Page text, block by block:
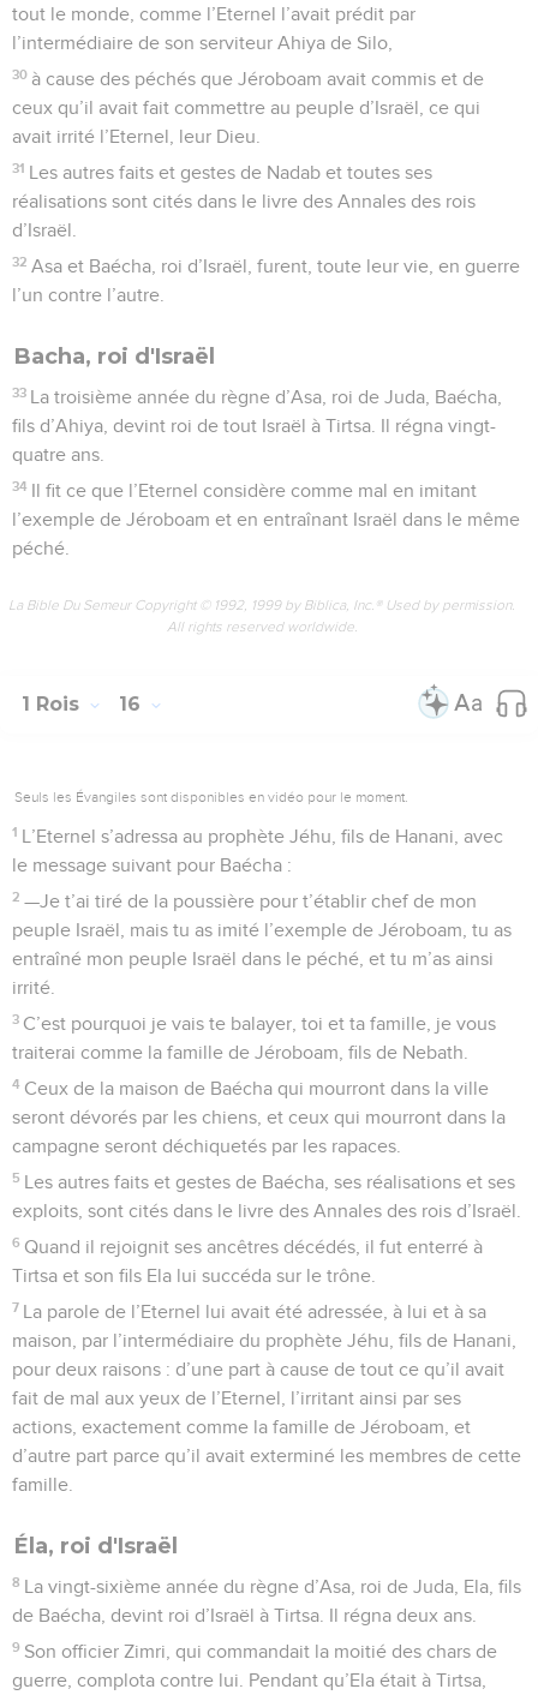
tout le monde, comme l’Eternel l’avait prédit par
l’intermédiaire de son serviteur Ahiya de Silo,
30 à cause des péchés que Jéroboam avait commis et de
ceux qu’il avait fait commettre au peuple d’Israël, ce qui
avait irrité l’Eternel, leur Dieu.
31 Les autres faits et gestes de Nadab et toutes ses
réalisations sont cités dans le livre des Annales des rois
d’Israël.
32 Asa et Baécha, roi d’Israël, furent, toute leur vie, en guerre
l’un contre l’autre.
Bacha, roi d'Israël
33 La troisième année du règne d’Asa, roi de Juda, Baécha,
fils d’Ahiya, devint roi de tout Israël à Tirtsa. Il régna vingt-
quatre ans.
34 Il fit ce que l’Eternel considère comme mal en imitant
l’exemple de Jéroboam et en entraînant Israël dans le même
péché.
La Bible Du Semeur Copyright © 1992, 1999 by Biblica, Inc.® Used by permission.
All rights reserved worldwide.
1 Rois 16
Seuls les Évangiles sont disponibles en vidéo pour le moment.
1 L’Eternel s’adressa au prophète Jéhu, fils de Hanani, avec
le message suivant pour Baécha :
2 —Je t’ai tiré de la poussière pour t’établir chef de mon
peuple Israël, mais tu as imité l’exemple de Jéroboam, tu as
entraîné mon peuple Israël dans le péché, et tu m’as ainsi
irrité.
3 C’est pourquoi je vais te balayer, toi et ta famille, je vous
traiterai comme la famille de Jéroboam, fils de Nebath.
4 Ceux de la maison de Baécha qui mourront dans la ville
seront dévorés par les chiens, et ceux qui mourront dans la
campagne seront déchiquetés par les rapaces.
5 Les autres faits et gestes de Baécha, ses réalisations et ses
exploits, sont cités dans le livre des Annales des rois d’Israël.
6 Quand il rejoignit ses ancêtres décédés, il fut enterré à
Tirtsa et son fils Ela lui succéda sur le trône.
7 La parole de l’Eternel lui avait été adressée, à lui et à sa
maison, par l’intermédiaire du prophète Jéhu, fils de Hanani,
pour deux raisons : d’une part à cause de tout ce qu’il avait
fait de mal aux yeux de l’Eternel, l’irritant ainsi par ses
actions, exactement comme la famille de Jéroboam, et
d’autre part parce qu’il avait exterminé les membres de cette
famille.
Éla, roi d'Israël
8 La vingt-sixième année du règne d’Asa, roi de Juda, Ela, fils
de Baécha, devint roi d’Israël à Tirtsa. Il régna deux ans.
9 Son officier Zimri, qui commandait la moitié des chars de
guerre, complota contre lui. Pendant qu’Ela était à Tirtsa,